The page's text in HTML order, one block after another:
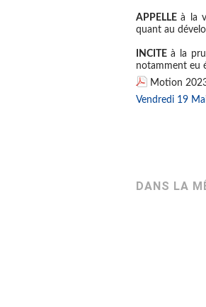
APPELLEà la
quant au
INCITE à la
notamment eu
Motion
Vendredi 19
DANS LA